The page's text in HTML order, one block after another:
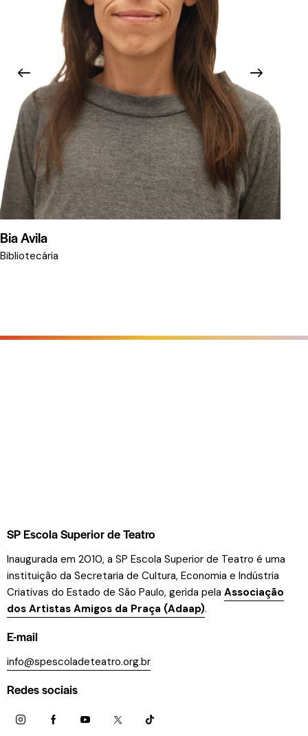
Bia Avila
Bibliotecária
SP Escola Superior de Teatro
Inaugurada em 2010, a SP Escola Superior de Teatro é uma
instituição da Secretaria de Cultura, Economia e Indústria
Criativas do Estado de São Paulo, gerida pela Associação
dos Artistas Amigos da Praça (Adaap).
E-mail
info@spescoladeteatro.org.br
Redes sociais